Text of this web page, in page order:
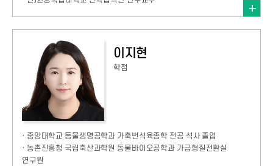
이지현
학점
· 중앙대학교 동물생명공학과 가축번식육종학 전공 석사 졸업
· 농촌진흥청 국립축산과학원 동물바이오공학과 가금형질전환실
연구원